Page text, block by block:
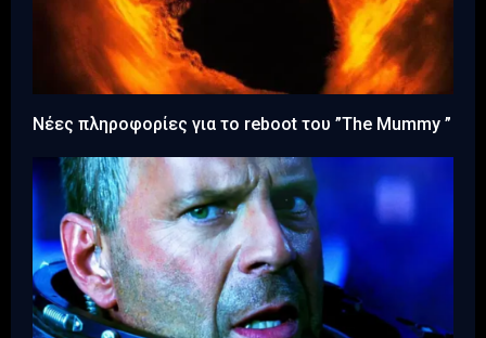
Νέες πληροφορίες για το reboot του ”The Mummy ”